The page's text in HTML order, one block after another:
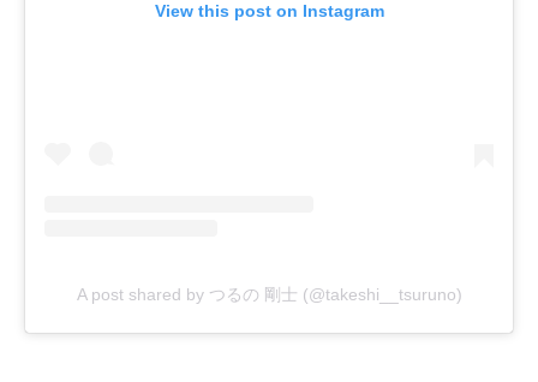
View this post on Instagram
A post shared by つるの 剛士 (@takeshi__tsuruno)